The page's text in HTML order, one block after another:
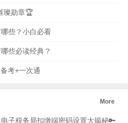
璨勋章🏆
些？小白必看
些必读经典？
考+一次通
More
子税务局扣缴端密码设置大揭秘🔑